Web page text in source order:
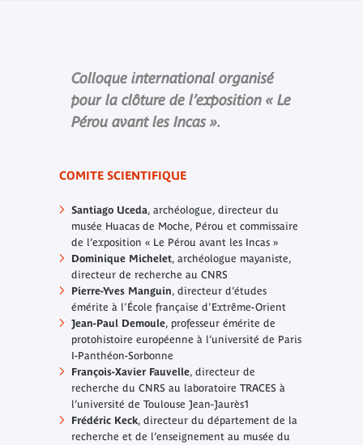
Colloque international organisé
pour la clôture de l’exposition « Le
Pérou avant les Incas ».
COMITE SCIENTIFIQUE
Santiago Uceda, archéologue, directeur du
musée Huacas de Moche, Pérou et commissaire
de l’exposition « Le Pérou avant les Incas »
Dominique Michelet, archéologue mayaniste,
directeur de recherche au CNRS
Pierre-Yves Manguin, directeur d’études
émérite à l'École française d'Extrême-Orient
Jean-Paul Demoule, professeur émérite de
protohistoire européenne à l’université de Paris
I-Panthéon-Sorbonne
François-Xavier Fauvelle, directeur de
recherche du CNRS au laboratoire TRACES à
l’université de Toulouse Jean-Jaurès1
Frédéric Keck, directeur du département de la
recherche et de l’enseignement au musée du